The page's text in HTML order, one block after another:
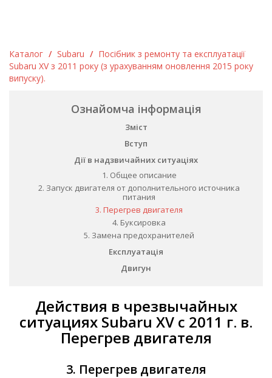
Каталог / Subaru / Посібник з ремонту та експлуатації
Subaru XV з 2011 року (з урахуванням оновлення 2015 року
випуску).
Ознайомча інформація
Зміст
Вступ
Дії в надзвичайних ситуаціях
1. Общее описание
2. Запуск двигателя от дополнительного источника
питания
3. Перегрев двигателя
4. Буксировка
5. Замена предохранителей
Експлуатація
Двигун
Действия в чрезвычайных
ситуациях Subaru XV с 2011 г. в.
Перегрев двигателя
3. Перегрев двигателя